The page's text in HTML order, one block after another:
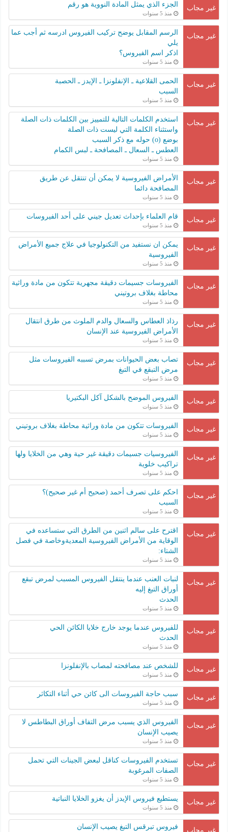
غير مجاب الجزء الذي يمثل المادة النووية هو رقم
منذ 5 سنوات
غير مجاب
الرسم المقابل يوضح تركيب الفيروس ادرسه ثم أجب عما
يلي
اذكر اسم الفيروس؟
منذ 5 سنوات
غير مجاب
الحمى القلاعية ـ الإنفلونزا ـ الإيدز ـ الحصبة
السبب
منذ 5 سنوات
غير مجاب
استخدم الكلمات التالية للتمييز بين الكلمات ذات الصلة
واستثناء الكلمة التي ليست ذات الصلة
بوضع (o) حوله مع ذكر السبب
العطس ـ السعال ـ المصافحة ـ لبس الكمام
منذ 5 سنوات
غير مجاب
الأمراض الفيروسية لا يمكن أن تنتقل عن طريق
المصافحة دائما
منذ 5 سنوات
غير مجاب قام العلماء بإحداث تعديل جيني على أحد الفيروسات
منذ 5 سنوات
غير مجاب
يمكن ان نستفيد من التكنولوجيا في علاج جميع الأمراض
الفيروسية
منذ 5 سنوات
غير مجاب
الفيروسات جسيمات دقيقة مجهرية تتكون من مادة وراثية
محاطة بغلاف بروتيني
منذ 5 سنوات
غير مجاب
رذاذ العطاس والسعال والدم الملوث من طرق انتقال
الأمراض الفيروسية عند الإنسان
منذ 5 سنوات
غير مجاب
تصاب بعض الحيوانات بمرض تسببه الفيروسات مثل
مرض التبقع في التبغ
منذ 5 سنوات
غير مجاب الفيروس الموضح بالشكل آكل البكتيريا
منذ 5 سنوات
غير مجاب الفيروسات تتكون من مادة وراثية محاطة بغلاف بروتيني
منذ 5 سنوات
غير مجاب
الفيروسيات جسيمات دقيقة غير حية وهي من الخلايا ولها
تراكيب خلوية
منذ 5 سنوات
غير مجاب
احكم على تصرف أحمد (صحيح أم غير صحيح)؟
السبب
منذ 5 سنوات
غير مجاب
اقترح على سالم اثنين من الطرق التي ستساعده في
الوقاية من الأمراض الفيروسية المعديةوخاصة في فصل
الشتاء:
منذ 5 سنوات
غير مجاب
لنبات العنب عندما ينتقل الفيروس المسبب لمرض تبقع
أوراق التبغ إليه
الحدث
منذ 5 سنوات
غير مجاب
للفيروس عندما يوجد خارج خلايا الكائن الحي
الحدث
منذ 5 سنوات
غير مجاب للشخص عند مصافحته لمصاب بالإنفلونزا
منذ 5 سنوات
غير مجاب سبب حاجة الفيروسات الى كائن حي أثناء التكاثر
منذ 5 سنوات
غير مجاب
الفيروس الذي يسبب مرض التفاف أوراق البطاطس لا
يصيب الإنسان
منذ 5 سنوات
غير مجاب
تستخدم الفيروسات كناقل لبعض الجينات التي تحمل
الصفات المرغوبة
منذ 5 سنوات
غير مجاب يستطيع فيروس الإيدز أن يغزو الخلايا النباتية
منذ 5 سنوات
غير مجاب فيروس تبرقس التبغ يصيب الإنسان